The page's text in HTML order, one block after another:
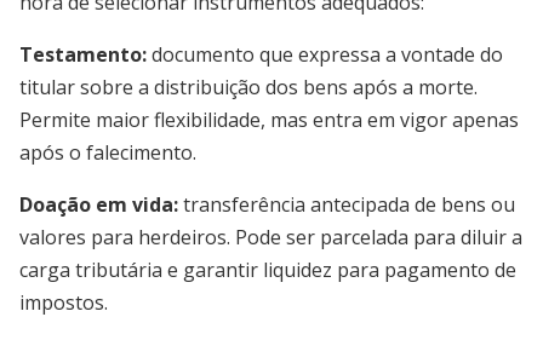
Testamento:documento que expressa a vontade do
titular sobre a distribuição dos bens após a morte.
Permite maior flexibilidade, mas entra em vigor apenas
após o falecimento.
Doação em vida:transferência antecipada de bens ou
valores para herdeiros. Pode ser parcelada para diluir a
carga tributária e garantir liquidez para pagamento de
impostos.